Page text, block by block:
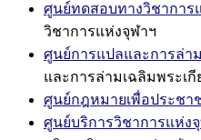
ศูนย์ทดสอบทางวิชาการ
วิชาการแห่งจุฬาฯ
ศูนย์การแปลและการล่า
และการล่ามเฉลิมพระเกี
ศูนย์กฎหมายเพื่อประชา
ศูนย์บริการวิชาการแห่ง